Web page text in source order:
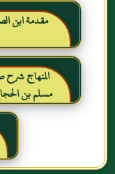
مقدمة ابن
المنهاج
مسلم بن